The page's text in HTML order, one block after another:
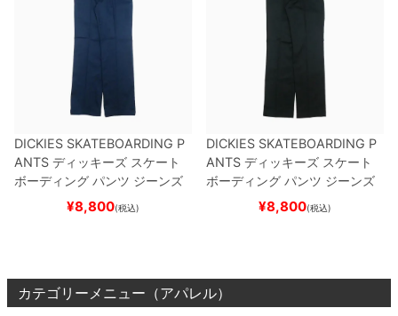
DICKIES SKATEBOARDING P
ANTS ディッキーズ スケート
ボーディング パンツ ジーンズ
SLIM FIT 30 LENGTH
スケートボード スケボ
¥8,800(税込)
DICKIES SKATEBOARDING P
ANTS ディッキーズ スケート
ボーディング パンツ ジーンズ
SLIM FIT 30 LENGTH
スケートボード スケボー
¥8,800(税込)
カテゴリーメニュー（アパレル）